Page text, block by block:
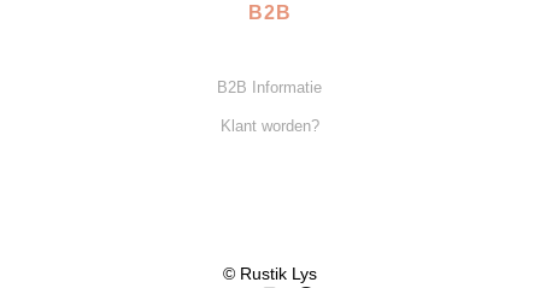
B2B
B2B Informatie
Klant worden?
© Rustik Lys